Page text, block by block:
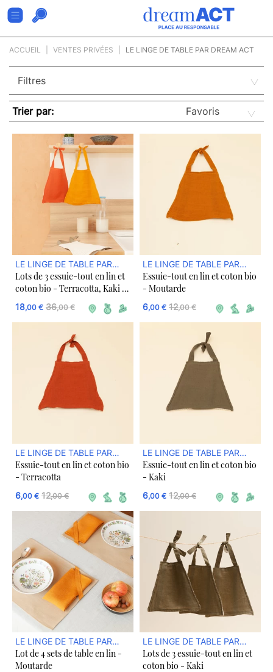
ACCUEIL VENTES PRIVÉES LE LINGE DE TABLE PAR DREAM ACT
Trier par:
LE LINGE DE TABLE PAR
DREAM ACT
Lots de 3 essuie-tout en lin et
coton bio - Terracotta, Kaki et
Moutarde
18,00 € 36,00 €
LE LINGE DE TABLE PAR
DREAM ACT
Essuie-tout en lin et coton bio
- Moutarde
6,00 € 12,00 €
LE LINGE DE TABLE PAR
DREAM ACT
Essuie-tout en lin et coton bio
- Terracotta
6,00 € 12,00 €
LE LINGE DE TABLE PAR
DREAM ACT
Essuie-tout en lin et coton bio
- Kaki
6,00 € 12,00 €
LE LINGE DE TABLE PAR
DREAM ACT
Lot de 4 sets de table en lin -
Moutarde
LE LINGE DE TABLE PAR
DREAM ACT
Lots de 3 essuie-tout en lin et
coton bio - Kaki